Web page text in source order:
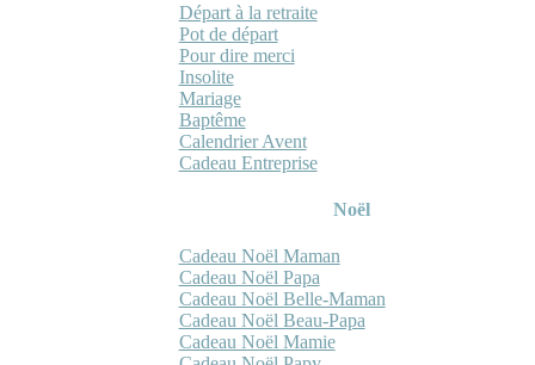
Départ à la retraite
Pot de départ
Pour dire merci
Insolite
Mariage
Baptême
Calendrier Avent
Cadeau Entreprise
Noël
Cadeau Noël Maman
Cadeau Noël Papa
Cadeau Noël Belle-Maman
Cadeau Noël Beau-Papa
Cadeau Noël Mamie